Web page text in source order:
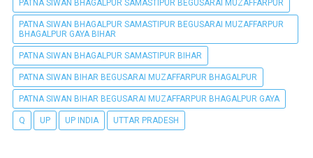
PATNA SIWAN BHAGALPUR SAMASTIPUR BEGUSARAI MUZAFFARPUR
PATNA SIWAN BHAGALPUR SAMASTIPUR BEGUSARAI MUZAFFARPUR
BHAGALPUR GAYA BIHAR
PATNA SIWAN BHAGALPUR SAMASTIPUR BIHAR
PATNA SIWAN BIHAR BEGUSARAI MUZAFFARPUR BHAGALPUR
PATNA SIWAN BIHAR BEGUSARAI MUZAFFARPUR BHAGALPUR GAYA
Q UP UP INDIA UTTAR PRADESH